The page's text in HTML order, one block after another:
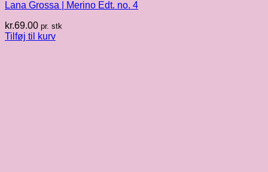
Lana Grossa | Merino Edt. no. 4
kr.69.00 pr. stk
Tilføj til kurv